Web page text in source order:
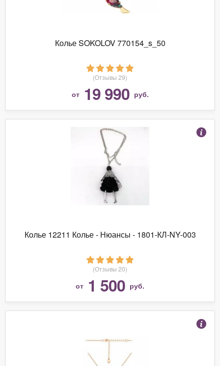
Колье SOKOLOV 770154_s_50
(Отзывы 29)
от 19 990 руб.
Колье 12211 Колье - Нюансы - 1801-КЛ-NY-003
(Отзывы 20)
от 1 500 руб.